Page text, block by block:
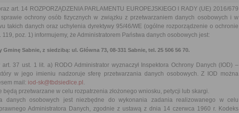
art. 14 ROZPORZĄDZENIA PARLAMENTU EUROPEJSKIEGO I RADY (UE) 2016/679
ochrony osób fizycznych w związku z przetwarzaniem danych osobowych i w
takich danych oraz uchylenia dyrektywy 95/46/WE (ogólne rozporządzenie o ochronie
119, poz. 1) informujemy, że Administratorem Państwa danych osobowych jest:
Sabnie, z siedzibą: ul. Główna 73, 08-331 Sabnie, tel. 25 506 56 70.
art. 37 ust. 1 lit. a) RODO Administrator wyznaczył Inspektora Ochrony Danych (IOD) –
w jego imieniu nadzoruje sferę przetwarzania danych osobowych. Z IOD można
mail: iod-sk@tbdsiedlce.pl .
będą przetwarzane w celu rozpatrzenia złożonego wniosku, petycji lub skargi.
danych osobowych jest niezbędne do wykonania zadania realizowanego w celu
Administratora Danych, zgodnie z ustawą z dnia 14 czerwca 1960 r. Kodeks